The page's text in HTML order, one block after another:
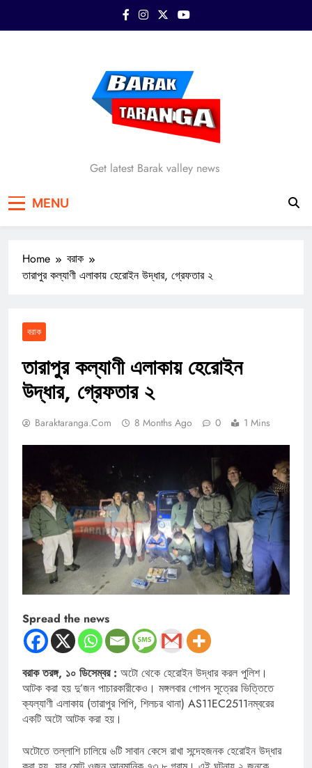
Barak Taranga
Get latest Barak valley news
MENU
Home
বরাক
তারাপুর কল্যাণী এলাকায় হেরোইন উদ্ধার, গ্রেফতার ২
বরাক
তারাপুর কল্যাণী এলাকায় হেরোইন
উদ্ধার, গ্রেফতার ২
Baraktaranga.com 8 Months Ago 0 1 Mins
Spread the news
বরাক তরঙ্গ, ১০ ডিসেম্বর : অটো থেকে হেরোইন উদ্ধার করল পুলিশ।
আটক করা হয় দু’জন পাচারকারীকেও। মঙ্গলবার গোপন সূত্রের ভিত্তিতে
ক্যল্যাণী এলাকায় (তারাপুর পিপি, শিলচর থানা) AS11EC2511নম্বরের
একটি অটো আটক করা হয়।
অটোতে তল্লাশি চালিয়ে ৬টি সাবান কেসে রাখা সন্দেহজনক হেরোইন উদ্ধার